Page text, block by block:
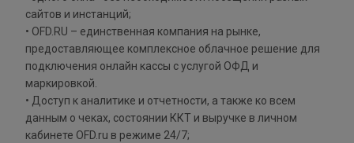
сайтов и инстанций;
• OFD.RU – единственная компания на рынке,
предоставляющее комплексное облачное решение для
подключения онлайн кассы с услугой ОФД и
маркировкой.
• Доступ к аналитике и отчетности, а также ко всем
данным о чеках, состоянии ККТ и выручке в личном
кабинете OFD.ru в режиме 24/7;